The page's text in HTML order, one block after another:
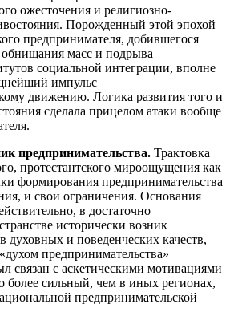
ожесточения и религиозно-
Порожденный этой эпохой
предпринимателя, добившегося
обнищания масс и подрыва
социальной интеграции, вполне
импульс
движению. Логика развития того и
сделала прицелом атаки вообще
предпринимательства. Трактовка
протестантского мироощущения как
формирования предпринимательства
и свои ограничения. Основания
в достаточно
исторически возник
духовных и поведенческих качеств,
предпринимательства»
связан с аскетическими мотивациями
более сильный, чем в иных регионах,
предпринимательской